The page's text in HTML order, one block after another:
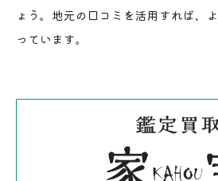
ょう。地元の口コミを活用すれば、
っています。